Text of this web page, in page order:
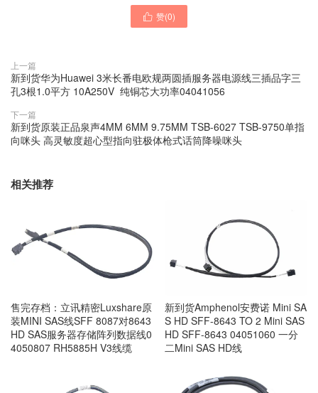
 赞(0)
上一篇
新到货华为Huawei 3米长番电欧规两圆插服务器电源线三插品字三
孔3根1.0平方 10A250V 纯铜芯大功率04041056
下一篇
新到货原装正品泉声4MM 6MM 9.75MM TSB-6027 TSB-9750单指
向咪头 高灵敏度超心型指向驻极体枪式话筒降噪咪头
相关推荐
售完存档：立讯精密Luxshare原
装MINI SAS线SFF 8087对8643
HD SAS服务器存储阵列数据线0
4050807 RH5885H V3线缆
新到货Amphenol安费诺 Mini SA
S HD SFF-8643 TO 2 Mini SAS
HD SFF-8643 04051060 一分
二Mini SAS HD线